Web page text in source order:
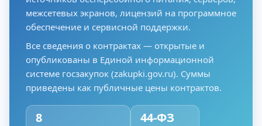
межсетевых экранов, лицензий на программное
обеспечение и сервисной поддержки.
Все сведения о контрактах — открытые и
опубликованы в Единой информационной
системе госзакупок (zakupki.gov.ru). Суммы
приведены как публичные цены контрактов.
8 44-ФЗ